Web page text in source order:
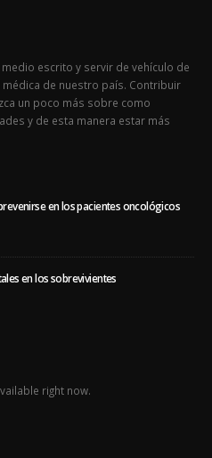
escrito y servir de vehículo de
de nuestro país. Contribuir
un poco más sobre como
y de esta manera estar más
en los pacientes oncológicos
en los sobrevivientes
right now.